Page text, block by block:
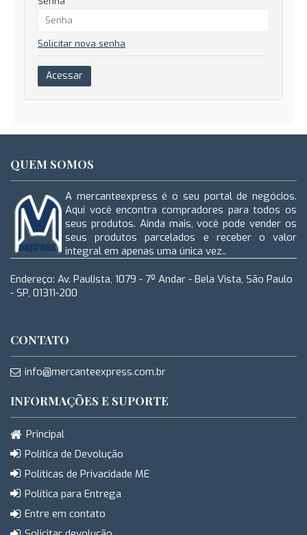
Solicitar nova senha
QUEM SOMOS
A mercanteexpress é o seu portal de negócios.
Aqui você encontra compradores para todos os
seus produtos. Ainda mais, você pode vender os
seus produtos parcelados e receber o valor
integral em apenas uma única vez..
Endereço: Av. Paulista, 1079 - 7º Andar - Bela Vista, São Paulo
- SP, 01311-200
CONTATO
info@mercanteexpress.com.br
INFORMAÇÕES E SUPORTE
Principal
Política de Devolução
Políticas de Privacidade ME
Política para Entrega
Entre em contato